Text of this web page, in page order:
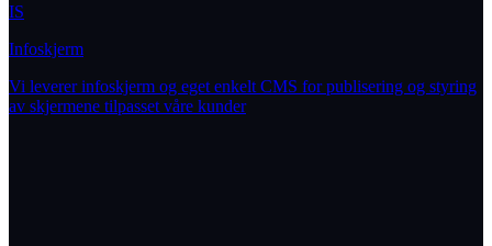
IS
Infoskjerm
Vi leverer infoskjerm og eget enkelt CMS for publisering og styring
av skjermene tilpasset våre kunder